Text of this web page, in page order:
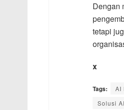
Dengan
tetapi
x
Tags: AI
Solusi